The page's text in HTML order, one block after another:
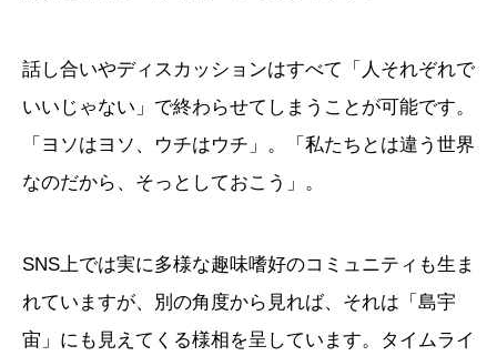
話し合いやディスカッションはすべて「人それぞれで
いいじゃない」で終わらせてしまうことが可能です。
「ヨソはヨソ、ウチはウチ」。「私たちとは違う世界
なのだから、そっとしておこう」。
SNS上では実に多様な趣味嗜好のコミュニティも生ま
れていますが、別の角度から見れば、それは「島宇
宙」にも見えてくる様相を呈しています。タイムライ